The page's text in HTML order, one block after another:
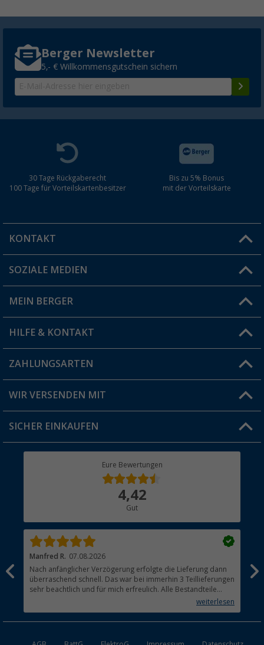
Berger Newsletter
5,- € Willkommensgutschein sichern
30 Tage Rückgaberecht
100 Tage für Vorteilskartenbesitzer
Bis zu 5% Bonus
mit der Vorteilskarte
KONTAKT
Du hast eine Frage?
Filiale finden
SOZIALE MEDIEN
MEIN BERGER
Vorteilskarte
Blog
Jobs & Karriere
HILFE & KONTAKT
FAQ & Kontakt
Versandinformationen
Rücksendung
ZAHLUNGSARTEN
WIR VERSENDEN MIT
SICHER EINKAUFEN
Eure Bewertungen
4,42
Gut
Manfred R. 07.08.2026
Nach anfänglicher Verzögerung erfolgte die Lieferung dann
überraschend schnell. Das war bei immerhin 3 Teillieferungen
sehr beachtlich und für mich erfreulich. Alle Bestandteile
waren gut verpackt und in Ordnung. Das Gerät (Gasgrill)weiterlesen